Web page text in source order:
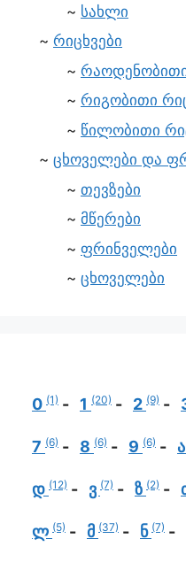
სახლი
რიცხვები
რიგობითი
წილობითი
ცხოველები და
თევზები
მწერები
ფრინველები
ცხოველები
0 (1) 1 (20) 2 (9)
7 (6) 8 (6) 9 (6) ა
დ (12) ვ (7) ზ (2)
ლ (5) მ (37) ნ (7)